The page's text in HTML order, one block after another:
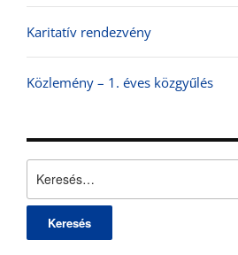
Karitatív rendezvény
Közlemény – 1. éves közgyűlés